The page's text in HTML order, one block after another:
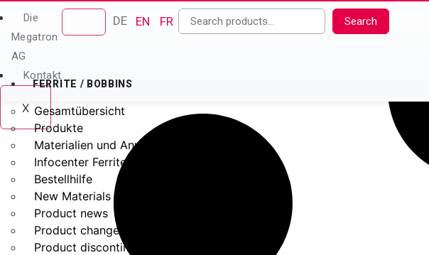
Die
Megatron
AG
Kontakt
X
DE EN FR Search
FERRITE / BOBBINS
Gesamtübersicht
Produkte
Materialien und Anwendungen
Infocenter Ferrite
Bestellhilfe
New Materials
Product news
Product change notification
Product discontinuation Notice